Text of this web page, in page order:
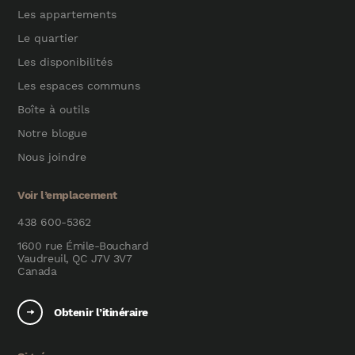
Les appartements
Le quartier
Les disponibilités
Les espaces communs
Boîte à outils
Notre blogue
Nous joindre
Voir l’emplacement
438 600-5362
1600 rue Émile-Bouchard
Vaudreuil, QC J7V 3V7
Canada
Obtenir l’itinéraire